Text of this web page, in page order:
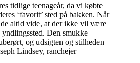
tidlige teenageår, da vi købte
‘favorit’ sted på bakken. Når
altid vide, at der ikke vil være
Den smukke
og udsigten og stilheden
Lindsey, ranchejer